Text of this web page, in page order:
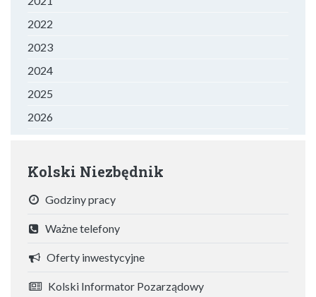
2022
2023
2024
2025
2026
Kolski Niezbędnik
Godziny pracy
Ważne telefony
Oferty inwestycyjne
Kolski Informator Pozarządowy